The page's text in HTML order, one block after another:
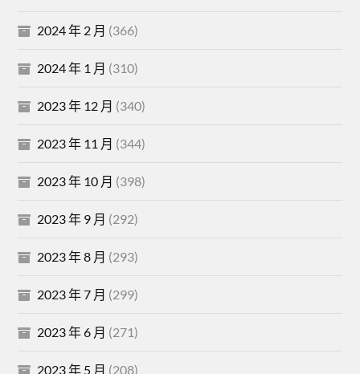
2024 年 2 月 (366)
2024 年 1 月 (310)
2023 年 12 月 (340)
2023 年 11 月 (344)
2023 年 10 月 (398)
2023 年 9 月 (292)
2023 年 8 月 (293)
2023 年 7 月 (299)
2023 年 6 月 (271)
2023 年 5 月 (208)